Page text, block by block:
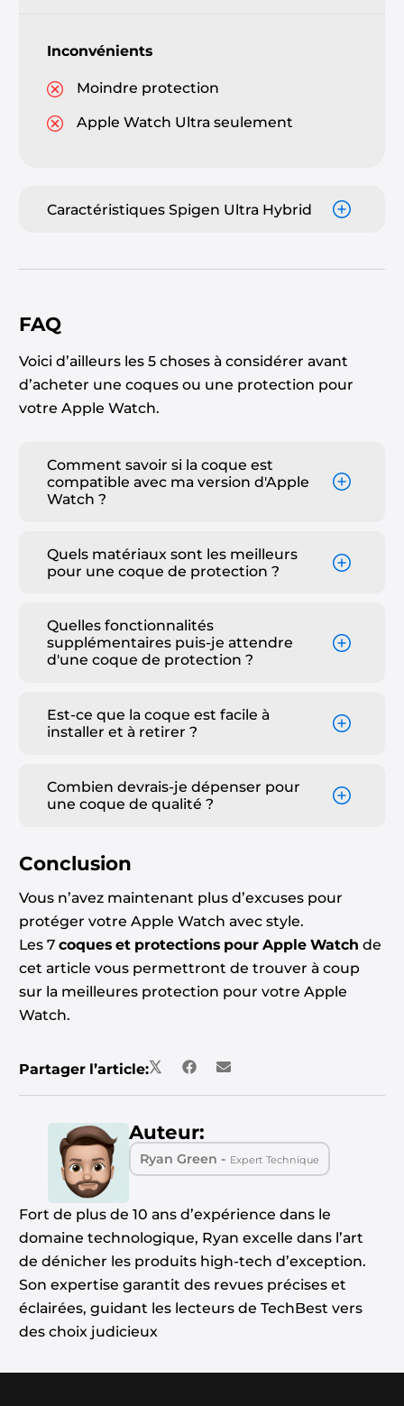
Inconvénients
Moindre protection
Apple Watch Ultra seulement
Caractéristiques Spigen Ultra Hybrid
FAQ
Voici d’ailleurs les 5 choses à considérer avant
d’acheter une coques ou une protection pour
votre Apple Watch.
Comment savoir si la coque est
compatible avec ma version d'Apple
Watch ?
Quels matériaux sont les meilleurs
pour une coque de protection ?
Quelles fonctionnalités
supplémentaires puis-je attendre
d'une coque de protection ?
Est-ce que la coque est facile à
installer et à retirer ?
Combien devrais-je dépenser pour
une coque de qualité ?
Conclusion
Vous n’avez maintenant plus d’excuses pour
protéger votre Apple Watch avec style.
Les 7 coques et protections pour Apple Watch de
cet article vous permettront de trouver à coup
sur la meilleures protection pour votre Apple
Watch.
Partager l’article:
Auteur:
Ryan Green - Expert Technique
Fort de plus de 10 ans d’expérience dans le
domaine technologique, Ryan excelle dans l’art
de dénicher les produits high-tech d’exception.
Son expertise garantit des revues précises et
éclairées, guidant les lecteurs de TechBest vers
des choix judicieux